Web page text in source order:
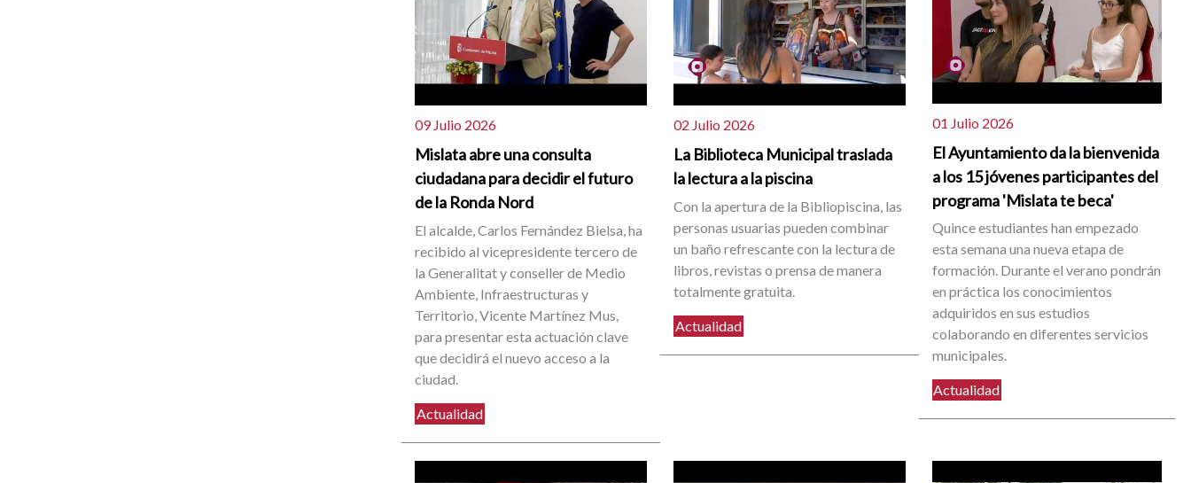
09 Julio 2026
Mislata abre una consulta
ciudadana para decidir el futuro
de la Ronda Nord
El alcalde, Carlos Fernández Bielsa, ha
recibido al vicepresidente tercero de
la Generalitat y conseller de Medio
Ambiente, Infraestructuras y
Territorio, Vicente Martínez Mus,
para presentar esta actuación clave
que decidirá el nuevo acceso a la
ciudad.
Actualidad
02 Julio 2026
La Biblioteca Municipal traslada
la lectura a la piscina
Con la apertura de la Bibliopiscina, las
personas usuarias pueden combinar
un baño refrescante con la lectura de
libros, revistas o prensa de manera
totalmente gratuita.
Actualidad
01 Julio 2026
El Ayuntamiento da la bienvenida
a los 15 jóvenes participantes del
programa 'Mislata te beca'
Quince estudiantes han empezado
esta semana una nueva etapa de
formación. Durante el verano pondrán
en práctica los conocimientos
adquiridos en sus estudios
colaborando en diferentes servicios
municipales.
Actualidad